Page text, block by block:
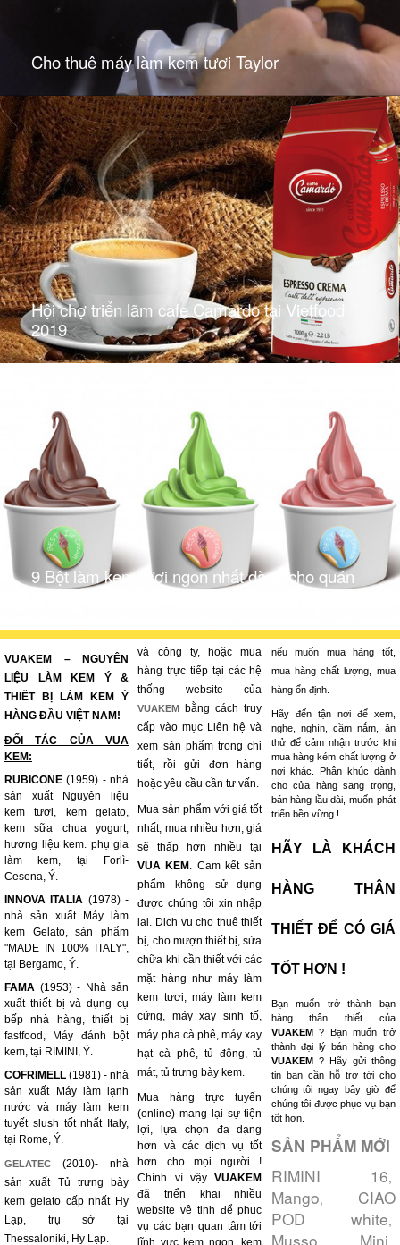
Cho thuê máy làm kem tươi Taylor
Hội chợ triển lãm cafe Camardo tại Vietfood
2019
9 Bột làm kem tươi ngon nhất dành cho quán
kem pro
VUAKEM – NGUYÊN
LIỆU LÀM KEM Ý &
THIẾT BỊ LÀM KEM Ý
HÀNG ĐẦU VIỆT NAM!
ĐỐI TÁC CỦA VUA
KEM:
RUBICONE (1959) - nhà
sản xuất Nguyên liệu
kem tươi, kem gelato,
kem sữa chua yogurt,
hương liệu kem. phụ gia
làm kem, tại Forlì-
Cesena, Ý.
INNOVA ITALIA (1978) -
nhà sản xuất Máy làm
kem Gelato, sản phẩm
"MADE IN 100% ITALY",
tại Bergamo, Ý.
FAMA (1953) - Nhà sản
xuất thiết bị và dụng cụ
bếp nhà hàng, thiết bị
fastfood, Máy đánh bột
kem, tại RIMINI, Ý.
COFRIMELL (1981) - nhà
sản xuất Máy làm lạnh
nước và máy làm kem
tuyết slush tốt nhất Italy,
tại Rome, Ý.
GELATEC (2010)- nhà
sản xuất Tủ trưng bày
kem gelato cấp nhất Hy
Lạp, trụ sở tại
Thessaloniki, Hy Lạp.
và công ty, hoặc mua
hàng trực tiếp tại các hệ
thống website của
VUAKEM
bằng cách truy
cấp vào mục Liên hệ và
xem sản phẩm trong chi
tiết, rồi gửi đơn hàng
hoặc yêu cầu cần tư vấn.
Mua sản phẩm với giá tốt
nhất, mua nhiều hơn, giá
sẽ thấp hơn nhiều tại
VUA KEM . Cam kết sản
phẩm không sử dụng
được chúng tôi xin nhập
lại. Dịch vụ cho thuê thiết
bị, cho mượn thiết bị, sửa
chữa khi cần thiết với các
mặt hàng như máy làm
kem tươi, máy làm kem
cứng, máy xay sinh tố,
máy pha cà phê, máy xay
hạt cà phê, tủ đông, tủ
mát, tủ trưng bày kem.
Mua hàng trực tuyến
(online) mang lại sự tiện
lợi, lựa chọn đa dạng
hơn và các dịch vụ tốt
hơn cho mọi người !
Chính vì vậyVUAKEM
đã triển khai nhiều
website vệ tinh để phục
vụ các bạn quan tâm tới
nếu muốn mua hàng tốt,
mua hàng chất lượng, mua
hàng ổn định.
Hãy đến tận nơi để xem,
nghe, nghìn, cầm nắm, ăn
thử để cảm nhận trước khi
mua hàng kém chất lượng ở
nơi khác. Phân khúc dành
cho cửa hàng sang trọng,
bán hàng lầu dài, muốn phát
triển bền vững !
HÃY LÀ KHÁCH
HÀNG THÂN
THIẾT ĐỂ CÓ GIÁ
TỐT HƠN !
Bạn muốn trở thành bạn
hàng thân thiết của
VUAKEM
? Bạn muốn trở
thành đại lý bán hàng cho
VUAKEM
? Hãy gửi thông
tin bạn cần hỗ trợ tới cho
chúng tôi ngay bây giờ để
chúng tôi được phục vụ bạn
tốt hơn.
SẢN PHẨM MỚI
RIMINI 16,
Mango, CIAO
POD white,
Musso Mini